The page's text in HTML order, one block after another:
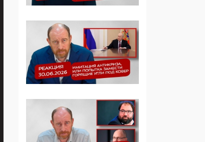
парламентаризма: как
институт
народовластия
превратился в «чего
изволите» для
Правительства и АП
06:29, 15 Апреля 2026
Социальный фонд
России – пионер
жесткого внедрения